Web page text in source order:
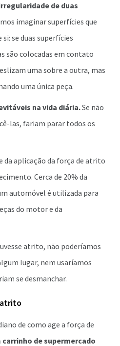
de duas
imaginar superfícies que
se duas superfícies
são colocadas em contato
uma sobre a outra, mas
uma única peça.
na vida diária.Se não
las, fariam parar todos os
da aplicação da força de atrito
Cerca de 20% da
automóvel é utilizada para
do motor e da
atrito, não poderíamos
lugar, nem usaríamos
se desmanchar.
atrito
de como age a força de
de supermercado